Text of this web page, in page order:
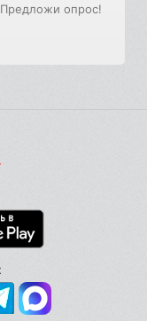
Предложи опрос!